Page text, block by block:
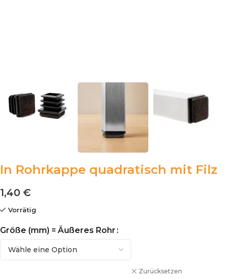
In Rohrkappe quadratisch mit Filz
1,40 €
Vorrätig
Größe (mm) = Äußeres Rohr
Zurücksetzen